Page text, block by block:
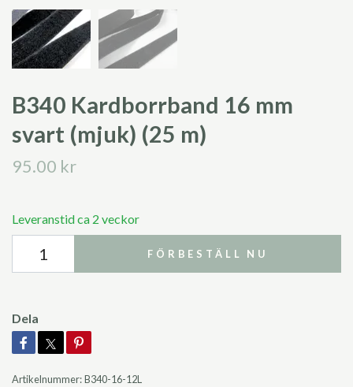
B340 Kardborrband 16 mm
svart (mjuk) (25 m)
95.00 kr
Leveranstid ca 2 veckor
FÖRBESTÄLL NU
Dela
Artikelnummer:B340-16-12L